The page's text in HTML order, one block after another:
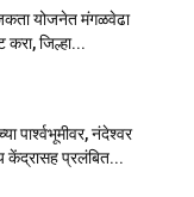
योजनेत मंगळवेढा
करा, जिल्हा...
पार्श्वभूमीवर, नंदेश्वर
केंद्रासह प्रलंबित...